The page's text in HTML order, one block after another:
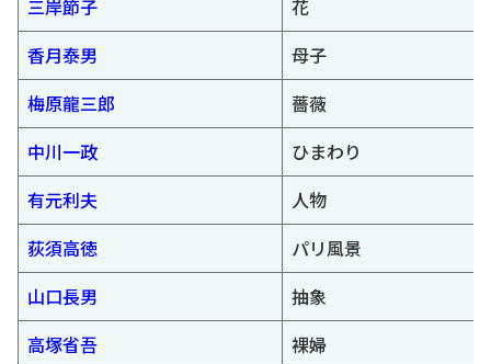
三岸節子
花
香月泰男
母子
梅原龍三郎
薔薇
中川一政
ひまわり
有元利夫
人物
荻須高徳
パリ風景
山口長男
抽象
高塚省吾
裸婦